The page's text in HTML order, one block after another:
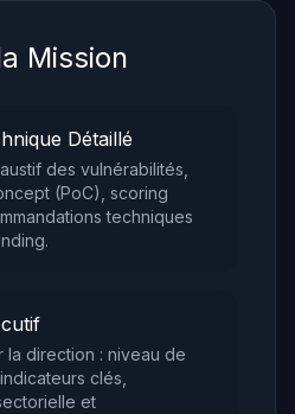
Mission
Détaillé
des vulnérabilités,
(PoC), scoring
techniques
la direction : niveau de
clés,
et